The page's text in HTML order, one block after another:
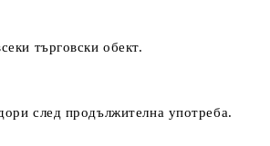
търговски обект.
след продължителна употреба.